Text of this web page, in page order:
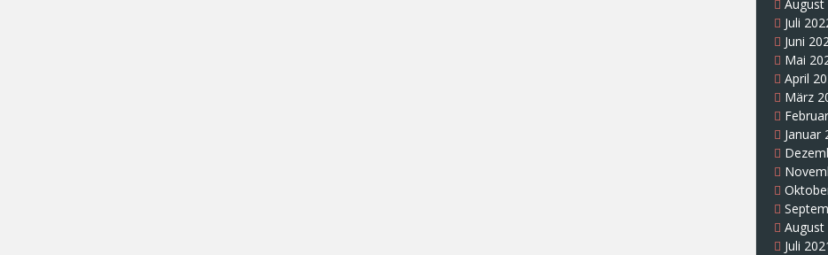
August
Juli
Juni
Mai
April
März
Januar
August
Juli